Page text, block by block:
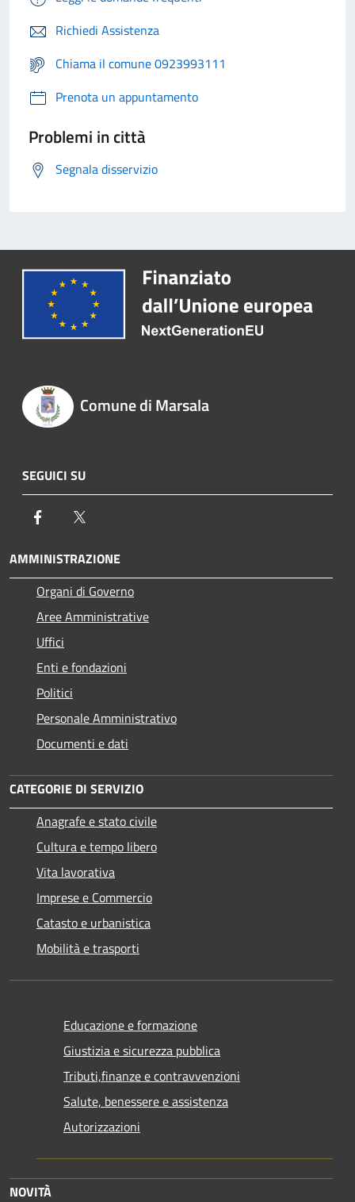
Richiedi Assistenza
Chiama il comune 0923993111
Prenota un appuntamento
Problemi in città
Segnala disservizio
Comune di Marsala
SEGUICI SU
Facebook
AMMINISTRAZIONE
Organi di Governo
Aree Amministrative
Uffici
Enti e fondazioni
Politici
Personale Amministrativo
Documenti e dati
CATEGORIE DI SERVIZIO
Anagrafe e stato civile
Cultura e tempo libero
Vita lavorativa
Imprese e Commercio
Catasto e urbanistica
Mobilità e trasporti
Educazione e formazione
Giustizia e sicurezza pubblica
Tributi,finanze e contravvenzioni
Salute, benessere e assistenza
Autorizzazioni
NOVITÀ